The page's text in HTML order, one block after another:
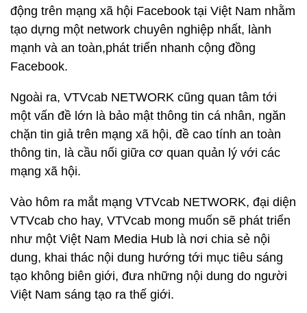
động trên mạng xã hội Facebook tại Việt Nam nhằm
tạo dựng một network chuyên nghiệp nhất, lành
mạnh và an toàn,phát triển nhanh cộng đồng
Facebook.
Ngoài ra, VTVcab NETWORK cũng quan tâm tới
một vấn đề lớn là bảo mật thông tin cá nhân, ngăn
chặn tin giả trên mạng xã hội, đề cao tính an toàn
thông tin, là cầu nối giữa cơ quan quản lý với các
mạng xã hội.
Vào hôm ra mắt mạng VTVcab NETWORK, đại diện
VTVcab cho hay, VTVcab mong muốn sẽ phát triển
như một Việt Nam Media Hub là nơi chia sẻ nội
dung, khai thác nội dung hướng tới mục tiêu sáng
tạo không biên giới, đưa những nội dung do người
Việt Nam sáng tạo ra thế giới.